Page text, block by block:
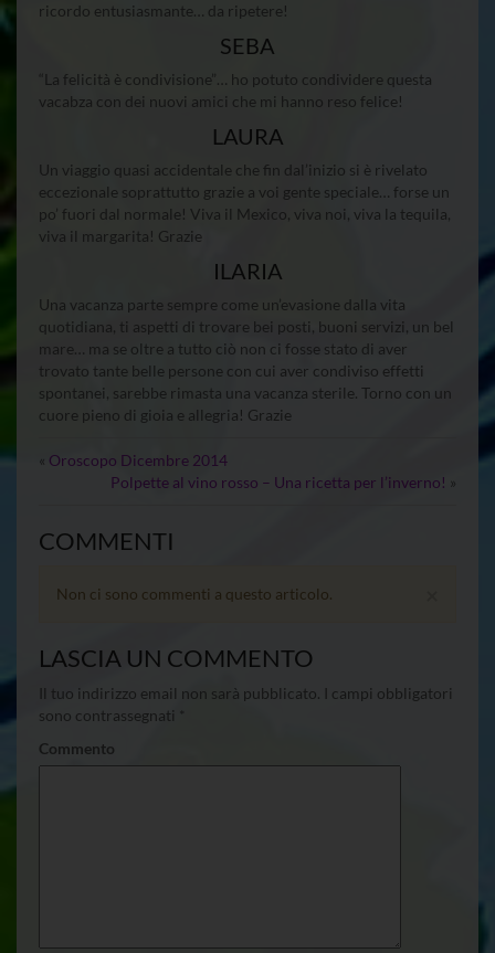
ricordo entusiasmante… da ripetere!
SEBA
“La felicità è condivisione”… ho potuto condividere questa
vacabza con dei nuovi amici che mi hanno reso felice!
LAURA
Un viaggio quasi accidentale che fin dal’inizio si è rivelato
eccezionale soprattutto grazie a voi gente speciale… forse un
po’ fuori dal normale! Viva il Mexico, viva noi, viva la tequila,
viva il margarita! Grazie
ILARIA
Una vacanza parte sempre come un’evasione dalla vita
quotidiana, ti aspetti di trovare bei posti, buoni servizi, un bel
mare… ma se oltre a tutto ciò non ci fosse stato di aver
trovato tante belle persone con cui aver condiviso effetti
spontanei, sarebbe rimasta una vacanza sterile. Torno con un
cuore pieno di gioia e allegria! Grazie
« Oroscopo Dicembre 2014
Polpette al vino rosso – Una ricetta per l’inverno! »
COMMENTI
Non ci sono commenti a questo articolo.
LASCIA UN COMMENTO
Il tuo indirizzo email non sarà pubblicato. I campi obbligatori
sono contrassegnati
Commento